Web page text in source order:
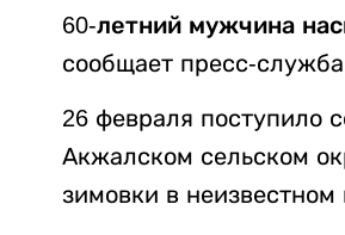
60-летний мужчина
сообщает пресс-
26 февраля поступило
Акжалском сельском
зимовки в